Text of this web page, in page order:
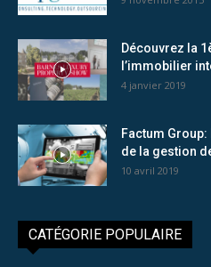
Découvrez la
l’immobilier
4 janvier 2019
Factum
de la gestion
10 avril 2019
CATÉGORIE POPULAIRE